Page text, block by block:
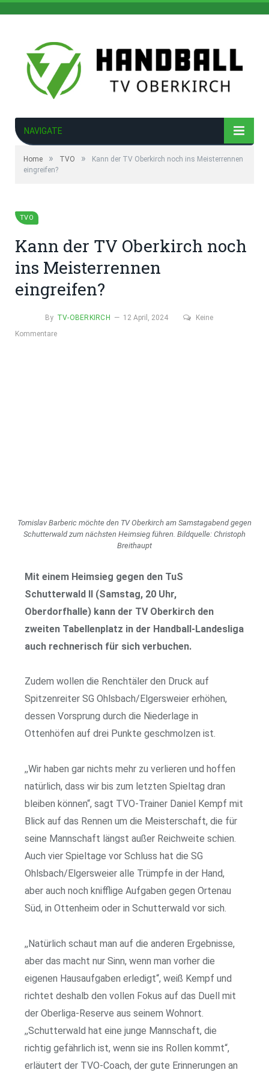
NAVIGATE
Home » TVO »
Kann der TV Oberkirch noch ins Meisterrennen
eingreifen?
TVO
Kann der TV Oberkirch noch
ins Meisterrennen
eingreifen?
By TV-OBERKIRCH 12 April, 2024
Keine
Kommentare
Tomislav Barberic möchte den TV Oberkirch am Samstagabend gegen
Schutterwald zum nächsten Heimsieg führen. Bildquelle: Christoph
Breithaupt
Mit einem Heimsieg gegen den TuS
Schutterwald II (Samstag, 20 Uhr,
Oberdorfhalle) kann der TV Oberkirch den
zweiten Tabellenplatz in der Handball-Landesliga
auch rechnerisch für sich verbuchen.
Zudem wollen die Renchtäler den Druck auf
Spitzenreiter SG Ohlsbach/Elgersweier erhöhen,
dessen Vorsprung durch die Niederlage in
Ottenhöfen auf drei Punkte geschmolzen ist.
,,Wir haben gar nichts mehr zu verlieren und hoffen
natürlich, dass wir bis zum letzten Spieltag dran
bleiben können“, sagt TVO-Trainer Daniel Kempf mit
Blick auf das Rennen um die Meisterschaft, die für
seine Mannschaft längst außer Reichweite schien.
Auch vier Spieltage vor Schluss hat die SG
Ohlsbach/Elgersweier alle Trümpfe in der Hand,
aber auch noch knifflige Aufgaben gegen Ortenau
Süd, in Ottenheim oder in Schutterwald vor sich.
,,Natürlich schaut man auf die anderen Ergebnisse,
aber das macht nur Sinn, wenn man vorher die
eigenen Hausaufgaben erledigt“, weiß Kempf und
richtet deshalb den vollen Fokus auf das Duell mit
der Oberliga-Reserve aus seinem Wohnort.
,,Schutterwald hat eine junge Mannschaft, die
richtig gefährlich ist, wenn sie ins Rollen kommt“,
erläutert der TVO-Coach, der gute Erinnerungen an